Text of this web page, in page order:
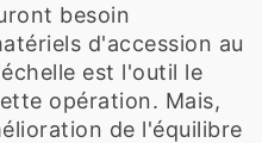
besoin
d'accession au
est l'outil le
opération. Mais,
de l'équilibre